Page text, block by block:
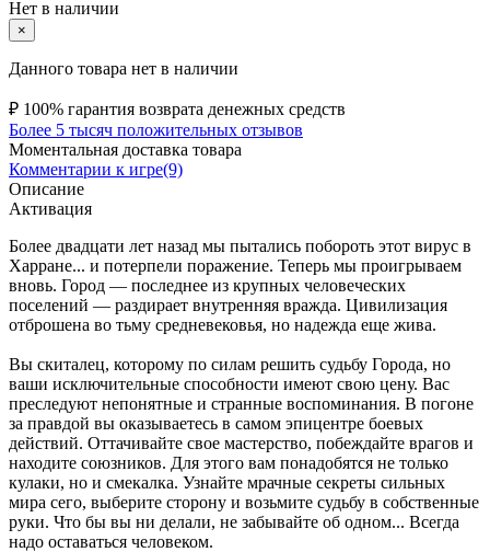
Нет в наличии
×
Данного товара нет в наличии
₽ 100% гарантия возврата денежных средств
Более 5 тысяч положительных отзывов
Моментальная доставка товара
Комментарии к игре(9)
Описание
Активация
Более двадцати лет назад мы пытались побороть этот вирус в
Харране... и потерпели поражение. Теперь мы проигрываем
вновь. Город — последнее из крупных человеческих
поселений — раздирает внутренняя вражда. Цивилизация
отброшена во тьму средневековья, но надежда еще жива.
Вы скиталец, которому по силам решить судьбу Города, но
ваши исключительные способности имеют свою цену. Вас
преследуют непонятные и странные воспоминания. В погоне
за правдой вы оказываетесь в самом эпицентре боевых
действий. Оттачивайте свое мастерство, побеждайте врагов и
находите союзников. Для этого вам понадобятся не только
кулаки, но и смекалка. Узнайте мрачные секреты сильных
мира сего, выберите сторону и возьмите судьбу в собственные
руки. Что бы вы ни делали, не забывайте об одном... Всегда
надо оставаться человеком.